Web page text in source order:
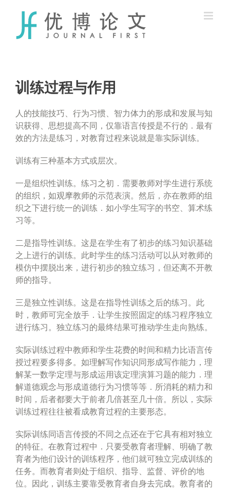
content
训练过程与作用
人的技能技巧、行为习惯、智力体力的形成和发展与知
识获得、思想提高不同，仅靠语言传授是不行的．最有
效的方法是练习，对教育过程来说就是靠实际训练。
训练有三种基本方式或层次。
一是组织性训练。练习之初．需要教师对学生进行系统
的组织，如观摩教师的示范表演。然后，亦在教师的组
织之下进行统一的训练．如小学生写字的书空、算术练
习等。
二是指导性训练。这是在学生有了初步的练习知识基础
之上进行的训练。此时学生的练习活动可以从对教师的
模仿中摆脱出来，进行初步的独立练习，但还离不开教
师的指导。
三是独立性训练。这是在指导性训练之后的练习。此
时，教师可完全放手．让学生按照固定的练习程序独立
进行练习。独立练习的最终结果可推动学生走向熟练。
实际训练过程中教师和学生花费的时间和精力比语言传
授过程要多得多。如理解写作知识同形成写作能力，理
解某一数学定理与形成运用该定理演算习题的能力．理
解道德观念与形成道德行为习惯等等．所消耗的精力和
时间，后者都要大于前者几倍甚至几十倍。所以，实际
训练过程往往被看成教育过程的主要形态。
实际训练同语言传授的不同之点还在于它具有相对独立
的特征。在教育过程中．只要受教育者理解、明确了教
育者为他们设计的训练程序，他们就可独立完成训练的
任务。而教育者则处于组织、指导、监督、评价的地
位。因此，训练主要靠受教育者自身去完成。教育者的